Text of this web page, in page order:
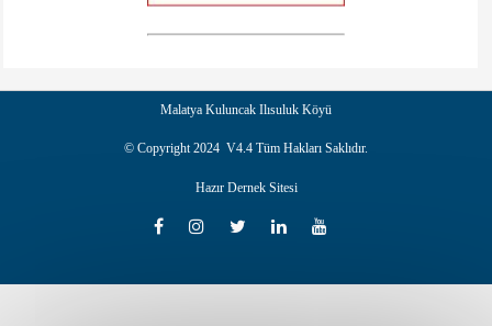
Malatya Kuluncak Ilısuluk Köyü
© Copyright 2024 V4.4 Tüm Hakları Saklıdır.
Hazır Dernek Sitesi